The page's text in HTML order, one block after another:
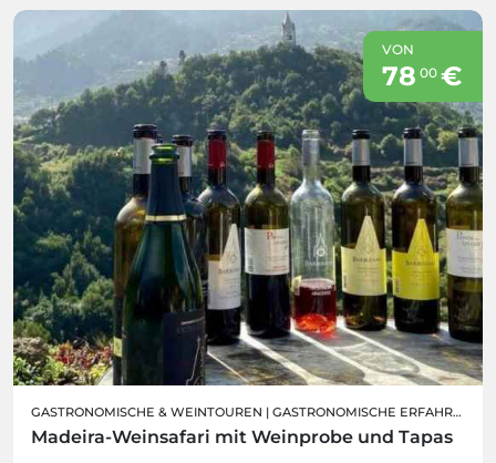
VON
78 00€
GASTRONOMISCHE & WEINTOUREN | GASTRONOMISCHE ERFAHRUNGEN
Madeira-Weinsafari mit Weinprobe und Tapas